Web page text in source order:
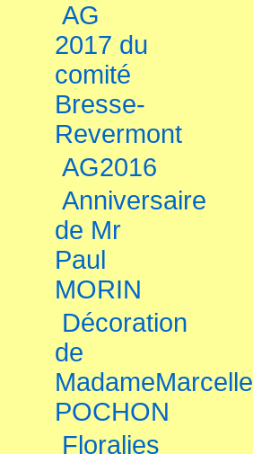
AG
2017 du
comité
Bresse-
Revermont
AG2016
Anniversaire
de Mr
Paul
MORIN
Décoration
de
MadameMarcelle
POCHON
Floralies